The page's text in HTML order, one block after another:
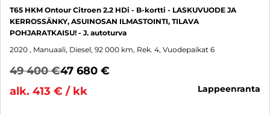
T65 HKM Ontour Citroen 2.2 HDi - B-kortti - LASKUVUODE JA
KERROSSÄNKY, ASUINOSAN ILMASTOINTI, TILAVA
POHJARATKAISU! - J. autoturva
2020 , Manuaali, Diesel, 92 000 km, Rek. 4, Vuodepaikat 6
49 400 €47 680 €
alk. 413 € / kk
lappeenranta